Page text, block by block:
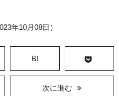
年10月08日）
B!
次に進む